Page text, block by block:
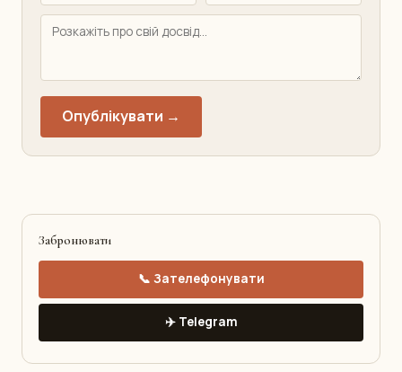
Опублікувати →
Забронювати
📞 Зателефонувати
✈️ Telegram